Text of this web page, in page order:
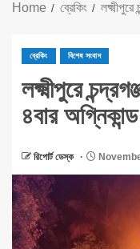
Home ব্রেকিং
ব্রেকিং বিশেষ সংবাদ
লক্ষ্মীপুরে
৪বার অগ্নিকান্ড
রিপোর্ট ডেস্ক